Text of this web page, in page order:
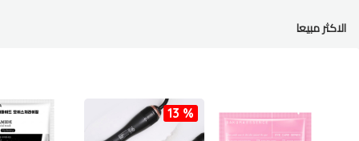
الاكثر مبيعا
13 %